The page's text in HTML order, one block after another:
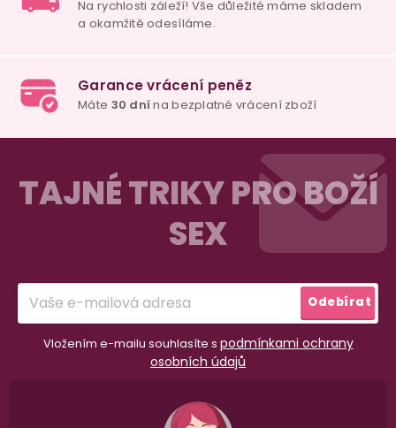
Do košíku Do košíku Do
TAJNÉ TRIKY PRO BOŽÍ
SEX
Vložením e-mailu souhlasíte s podmínkami ochrany
osobních údajů
Odebírat